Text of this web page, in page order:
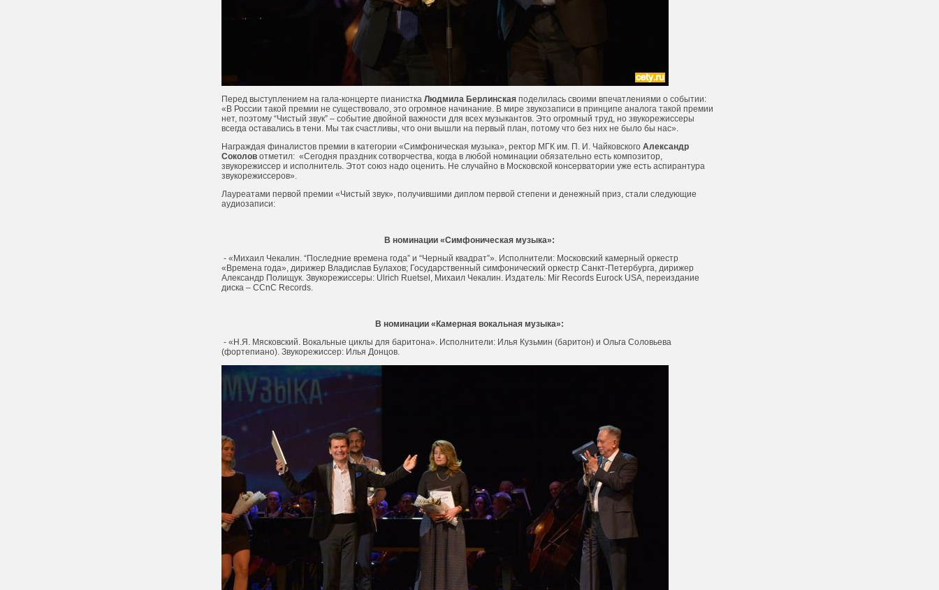
Перед выступлением на гала-концерте пианистка Людмила Берлинская поделилась своими впечатлениями о событии:
«В России такой премии не существовало, это огромное начинание. В мире звукозаписи в принципе аналога такой премии
нет, поэтому “Чистый звук” – событие двойной важности для всех музыкантов. Это огромный труд, но звукорежиссеры
всегда оставались в тени. Мы так счастливы, что они вышли на первый план, потому что без них не было бы нас».
Награждая финалистов премии в категории «Симфоническая музыка», ректор МГК им. П. И. Чайковского Александр
Соколов отметил: «Cегодня праздник сотворчества, когда в любой номинации обязательно есть композитор,
звукорежиссер и исполнитель. Этот союз надо оценить. Не случайно в Московской консерватории уже есть аспирантура
звукорежиссеров».
Лауреатами первой премии «Чистый звук», получившими диплом первой степени и денежный приз, стали следующие
аудиозаписи:
В номинации «Симфоническая музыка»:
- «Михаил Чекалин. “Последние времена года” и “Черный квадрат”». Исполнители: Московский камерный оркестр
«Времена года», дирижер Владислав Булахов; Государственный симфонический оркестр Санкт-Петербурга, дирижер
Александр Полищук. Звукорежиссеры: Ulrich Ruetsel, Михаил Чекалин. Издатель: Mir Records Eurock USA, переиздание
диска – CCnC Records.
В номинации «Камерная вокальная музыка»:
- «Н.Я. Мясковский. Вокальные циклы для баритона». Исполнители: Илья Кузьмин (баритон) и Ольга Соловьева
(фортепиано). Звукорежиссер: Илья Донцов.